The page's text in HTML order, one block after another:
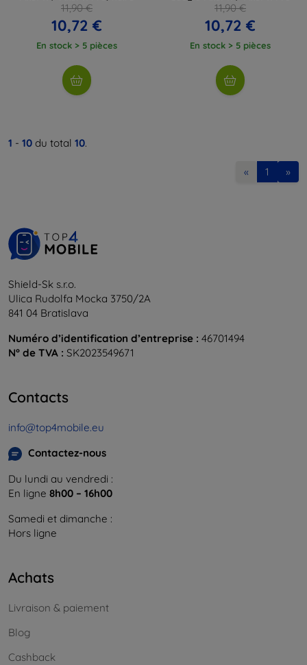
11,90 €
10,72 €
En stock > 5 pièces
11,90 €
10,72 €
En stock > 5 pièces
1 - 10 du total 10.
« 1 »
Shield-Sk s.r.o.
Ulica Rudolfa Mocka 3750/2A
841 04 Bratislava
Numéro d’identification d’entreprise : 46701494
N° de TVA : SK2023549671
Contacts
info@top4mobile.eu
Contactez-nous
Du lundi au vendredi :
En ligne 8h00 – 16h00
Samedi et dimanche :
Hors ligne
Achats
Livraison & paiement
Blog
Cashback